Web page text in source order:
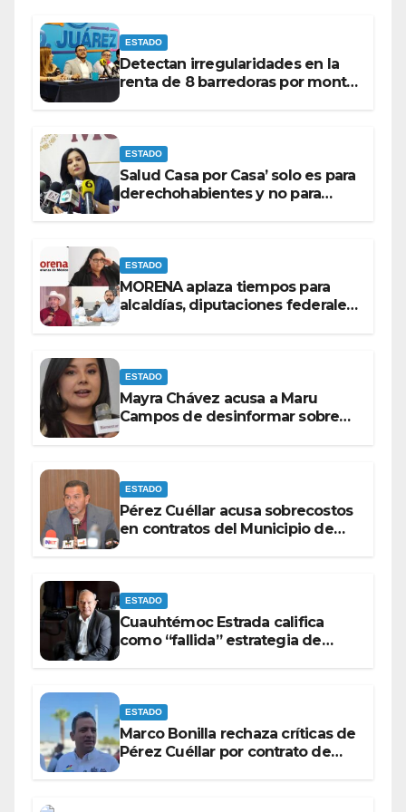
ESTADO
Detectan irregularidades en la
renta de 8 barredoras por monto
ESTADO
Salud Casa por Casa’ solo es para
derechohabientes y no para
ESTADO
MORENA aplaza tiempos para
alcaldías, diputaciones federales
ESTADO
Mayra Chávez acusa a Maru
Campos de desinformar sobre
ESTADO
Pérez Cuéllar acusa sobrecostos
en contratos del Municipio de
ESTADO
Cuauhtémoc Estrada califica
como “fallida” estrategia de
ESTADO
Marco Bonilla rechaza críticas de
Pérez Cuéllar por contrato de